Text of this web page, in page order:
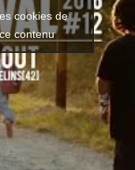
cookies de
contenu